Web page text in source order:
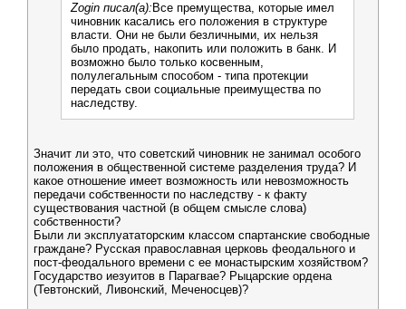
Zogin писал(а): Все премущества, которые имел
чиновник касались его положения в структуре
власти. Они не были безличными, их нельзя
было продать, накопить или положить в банк. И
возможно было только косвенным,
полулегальным способом - типа протекции
передать свои социальные преимущества по
наследству.
Значит ли это, что советский чиновник не занимал особого
положения в общественной системе разделения труда? И
какое отношение имеет возможность или невозможность
передачи собственности по наследству - к факту
существования частной (в общем смысле слова)
собственности?
Были ли эксплуататорским классом спартанские свободные
граждане? Русская православная церковь феодального и
пост-феодального времени с ее монастырским хозяйством?
Государство иезуитов в Парагвае? Рыцарские ордена
(Тевтонский, Ливонский, Меченосцев)?